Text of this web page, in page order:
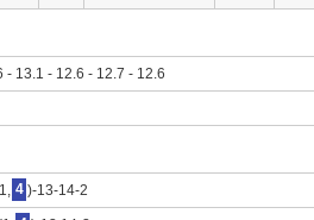
- 13.1 - 12.6 - 12.7 - 12.6
4 )-13-14-2